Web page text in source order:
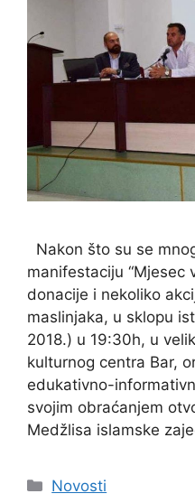
Nakon što su se
manifestaciju “Mjesec
donacije i nekoliko
maslinjaka, u sklopu
2018.) u 19:30h, u
kulturnog centra Bar,
edukativno-
svojim obraćanjem
Medžlisa islamske
Kategorije
Novosti